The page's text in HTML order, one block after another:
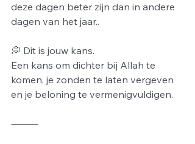
deze dagen beter zijn dan in andere
dagen van het jaar..
💭 Dit is jouw kans.
Een kans om dichter bij Allah te
komen, je zonden te laten vergeven
en je beloning te vermenigvuldigen.
⸻